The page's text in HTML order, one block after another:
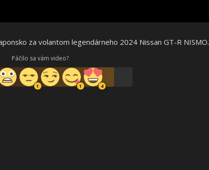
za volantom legendárneho 2024 Nissan GT-R NISMO.
Páčilo sa vám video?